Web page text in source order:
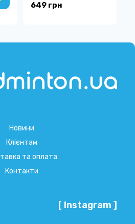
649 грн
Новини
Клієнтам
та оплата
Контакти
[ Instagram ]